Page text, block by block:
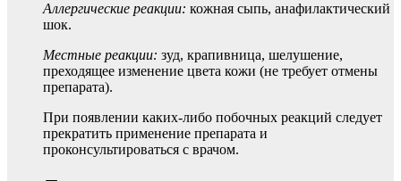
Аллергические реакции: кожная сыпь, анафилактический
шок.
Местные реакции: зуд, крапивница, шелушение,
преходящее изменение цвета кожи (не требует отмены
препарата).
При появлении каких-либо побочных реакций следует
прекратить применение препарата и
проконсультироваться с врачом.